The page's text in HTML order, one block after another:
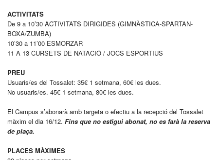
ACTIVITATS
De 9 a 10’30 ACTIVITATS DIRIGIDES (GIMNÀSTICA-SPARTAN-
BOXA/ZUMBA)
10’30 a 11’00 ESMORZAR
11 A 13 CURSETS DE NATACIÓ / JOCS ESPORTIUS
PREU
Usuaris/es del Tossalet: 35€ 1 setmana, 60€ les dues.
No usuaris/es. 45€ 1 setmana, 80€ les dues.
El Campus s’abonarà amb targeta o efectiu a la recepció del Tossalet
màxim el dia 16/12. Fins que no estigui abonat, no es farà la reserva
de plaça.
PLACES MÀXIMES